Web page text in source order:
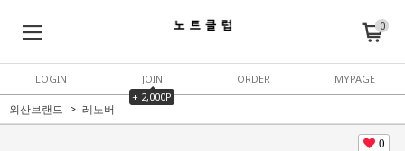
0
LOGIN
JOIN
+ 2,000P
ORDER MYPAGE
외산브랜드 레노버
0